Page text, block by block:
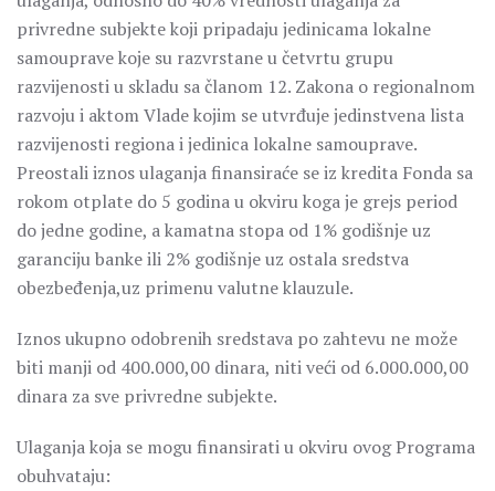
privredne subjekte koji pripadaju jedinicama lokalne
samouprave koje su razvrstane u četvrtu grupu
razvijenosti u skladu sa članom 12. Zakona o regionalnom
razvoju i aktom Vlade kojim se utvrđuje jedinstvena lista
razvijenosti regiona i jedinica lokalne samouprave.
Preostali iznos ulaganja finansiraće se iz kredita Fonda sa
rokom otplate do 5 godina u okviru koga je grejs period
do jedne godine, a kamatna stopa od 1% godišnje uz
garanciju banke ili 2% godišnje uz ostala sredstva
obezbeđenja,uz primenu valutne klauzule.
Iznos ukupno odobrenih sredstava po zahtevu ne može
biti manji od 400.000,00 dinara, niti veći od 6.000.000,00
dinara za sve privredne subjekte.
Ulaganja koja se mogu finansirati u okviru ovog Programa
obuhvataju: